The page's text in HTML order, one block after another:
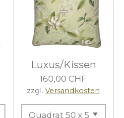
Luxus/Kissen
160,00 CHF
zzgl.Versandkosten